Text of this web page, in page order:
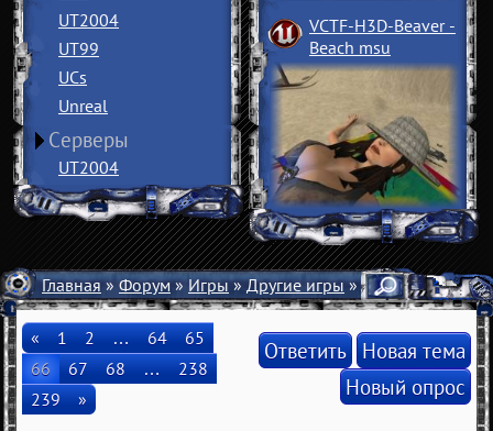
UT2004
UT99
UCs
Unreal
Серверы
UT2004
VCTF-H3D-Beaver ­
Beach msu
Главная»Форум»Игры»Другие игры» World of Tanks
« 1 2 … 64
65
66
67 68 …
238
239
»
Ответить Новая тема
Новый опрос